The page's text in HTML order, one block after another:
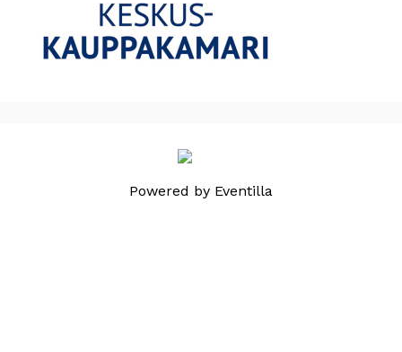
Powered by Eventilla